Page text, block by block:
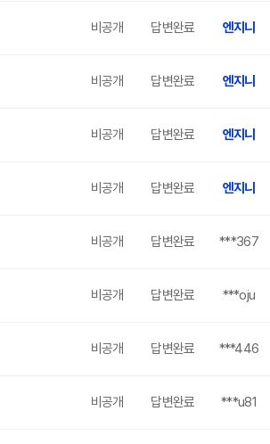
비공개 답변완료 엔지니
비공개 답변완료 엔지니
비공개 답변완료 엔지니
비공개 답변완료 엔지니
비공개 답변완료 ***367
비공개 답변완료 ***oju
비공개 답변완료 ***446
비공개 답변완료 ***u81